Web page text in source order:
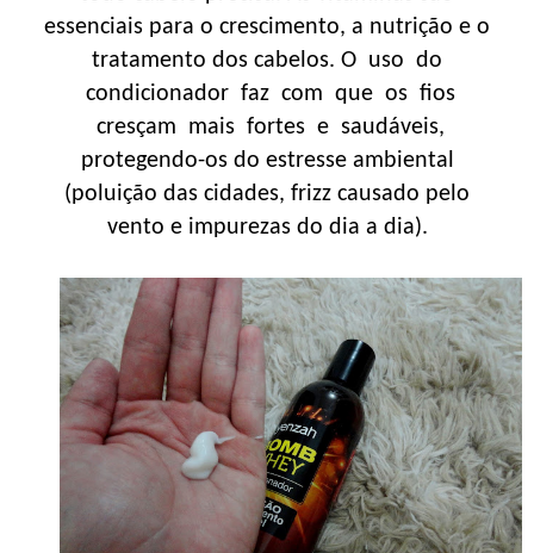
essenciais para o crescimento, a nutrição e o
tratamento dos cabelos. O uso do
condicionador faz com que os fios
cresçam mais fortes e saudáveis,
protegendo-os do estresse ambiental
(poluição das cidades, frizz causado pelo
vento e impurezas do dia a dia).